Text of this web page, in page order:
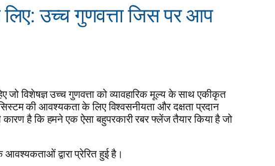
उच्च गुणवत्ता जिस पर आप
विशेषज्ञ उच्च गुणवत्ता को व्यावहारिक मूल्य के साथ एकीकृत
की आवश्यकता के लिए विश्वसनीयता और दक्षता प्रदान
है कि हमने एक ऐसा बहुपरकारी रबर फ्लेंज तैयार किया है जो
द्वारा प्रेरित हुई है।